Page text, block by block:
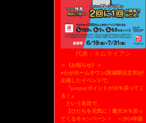
代表：キムライアン
＝《お知らせ》＝
●わがホームタウン[茨城県日立市]が
企画したイベントで、
『paypayポイントが20％戻ってく
る！』
という名目で、
【ひたちを元気に！最大20％戻っ
てくるキャンペーン！ ～2024年版